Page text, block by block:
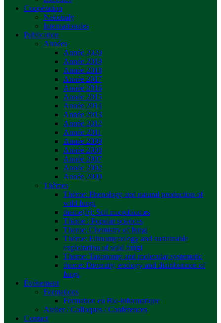
Coopération
Nationaly
Internationales
Publication
Années
Année 2020
Année 2019
Année 2018
Année 2017
Année 2016
Année 2015
Année 2014
Année 2013
Année 2012
Année 2011
Année 2009
Année 2008
Année 2007
Année 2002
Année 2000
Thèmes
Thème: Phenology and natural production of
wild fungi
theme(fr): Soil microbiomes
Thème : Popular sciences
Theme: Chemistry of fungi
Thème: Ethnomycology and sustainable
exploitation of wild fungi
Theme: Taxonomy and molecular systematic
theme: Diversity, ecology and distributinon of
fungi
Événement
Formations
Formation en Bio-informatique
Atelier / Colloques / Conférences
Contact